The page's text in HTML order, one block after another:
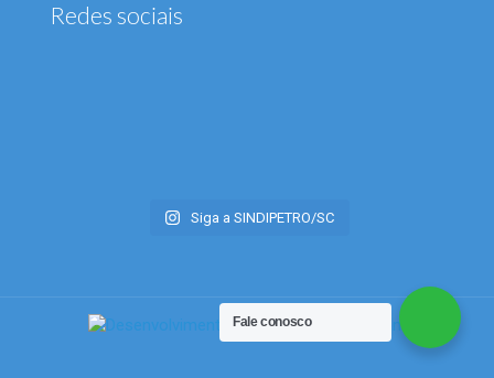
Redes sociais
Siga a SINDIPETRO/SC
Fale conosco